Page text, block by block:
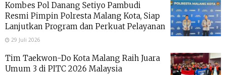
Kombes Pol Danang Setiyo Pambudi
Resmi Pimpin Polresta Malang Kota, Siap
Lanjutkan Program dan Perkuat Pelayanan
29 Juli 2026
Tim Taekwon-Do Kota Malang Raih Juara
Umum 3 di PITC 2026 Malaysia